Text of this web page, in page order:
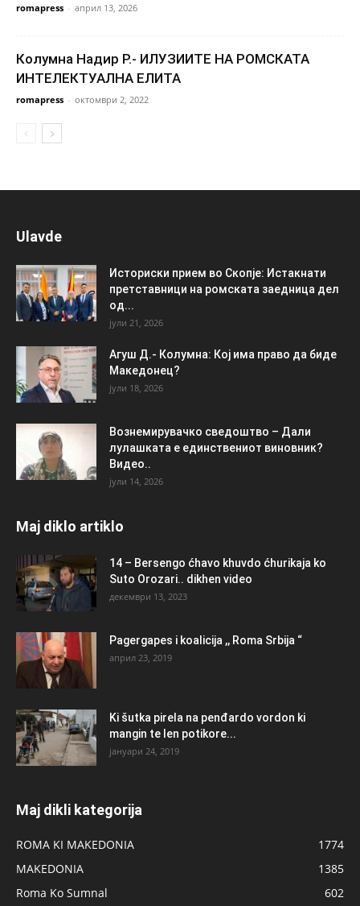
romapress - април 13, 2026
Колумна Надир Р.- ИЛУЗИИТЕ НА РОМСКАТА
ИНТЕЛЕКТУАЛНА ЕЛИТА
romapress - октомври 2, 2022
Ulavde
Историски прием во Скопје: Истакнати
претставници на ромската заедница дел
од...
јули 21, 2026
Агуш Д.- Колумна: Кој има право да биде
Македонец?
јули 18, 2026
Вознемирувачко сведоштво – Дали
лулашката е единствениот виновник?
Видео..
јули 14, 2026
Maj diklo artiklo
14 – Bersengo ćhavo khuvdo ćhurikaja ko
Suto Orozari.. dikhen video
декември 13, 2023
Pagergapes i koalicija ,, Roma Srbija “
април 23, 2019
Ki šutka pirela na penđardo vordon ki
mangin te len potikore...
јануари 24, 2019
Maj dikli kategorija
ROMA KI MAKEDONIA
1774
MAKEDONIA
1385
Roma Ko Sumnal
602